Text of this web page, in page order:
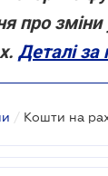
про
Деталі за
/